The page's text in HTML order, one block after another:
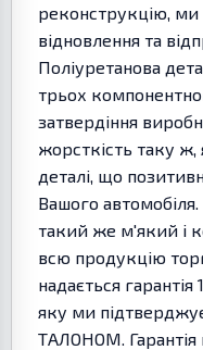
реконструкцію,
відновлення та
Поліуретанова
трьох
затвердіння
жорсткість таку ж,
деталі, що
Вашого
такий же м'який і
всю продукцію
надається гарантія
яку ми
ТАЛОНОМ.